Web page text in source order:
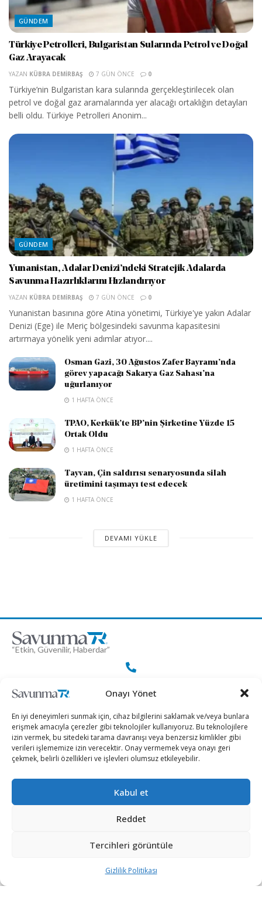
Onayı Yönet
En iyi deneyimleri sunmak için, cihaz bilgilerini saklamak ve/veya bunlara
erişmek amacıyla çerezler gibi teknolojiler kullanıyoruz. Bu teknolojilere
izin vermek, bu sitedeki tarama davranışı veya benzersiz kimlikler gibi
verileri işlememize izin verecektir. Onay vermemek veya onayı geri
çekmek, belirli özellikleri ve işlevleri olumsuz etkileyebilir.
Kabul et
Reddet
Tercihleri görüntüle
Gizlilik Politikası
GÜNDEM
Türkiye Petrolleri, Bulgaristan Sularında Petrol ve Doğal
Gaz Arayacak
YAZAN KÜBRA DEMIRBAŞ 7 GÜN ÖNCE 0
Türkiye’nin Bulgaristan kara sularında gerçekleştirilecek olan
petrol ve doğal gaz aramalarında yer alacağı ortaklığın detayları
belli oldu. Türkiye Petrolleri Anonim...
GÜNDEM
Yunanistan, Adalar Denizi’ndeki Stratejik Adalarda
Savunma Hazırlıklarını Hızlandırıyor
YAZAN KÜBRA DEMIRBAŞ 7 GÜN ÖNCE 0
Yunanistan basınına göre Atina yönetimi, Türkiye'ye yakın Adalar
Denizi (Ege) ile Meriç bölgesindeki savunma kapasitesini
artırmaya yönelik yeni adımlar atıyor....
Osman Gazi, 30 Ağustos Zafer Bayramı’nda
görev yapacağı Sakarya Gaz Sahası’na
uğurlanıyor
1 HAFTA ÖNCE
TPAO, Kerkük’te BP’nin Şirketine Yüzde 15
Ortak Oldu
1 HAFTA ÖNCE
Tayvan, Çin saldırısı senaryosunda silah
üretimini taşımayı test edecek
1 HAFTA ÖNCE
DEVAMI YÜKLE
“Etkin, Güvenilir, Haberdar”
+90 530 308 17 96
iletisim@savunmatr.com
2026 © Savunma TR. Tüm Hakları Saklıdır.
Siber Güvenlik
Teknoloji
Politika